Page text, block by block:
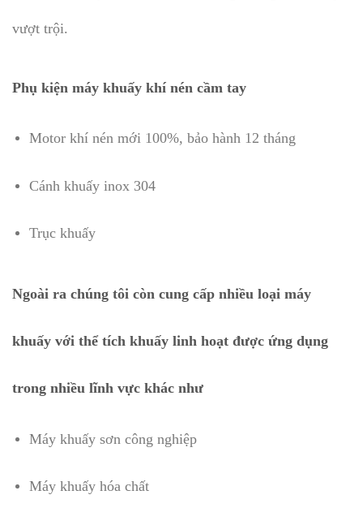
vượt trội.
Phụ kiện máy khuấy khí nén cầm tay
Motor khí nén mới 100%, bảo hành 12 tháng
Cánh khuấy inox 304
Trục khuấy
Ngoài ra chúng tôi còn cung cấp nhiều loại máy
khuấy với thể tích khuấy linh hoạt được ứng dụng
trong nhiều lĩnh vực khác như
Máy khuấy sơn công nghiệp
Máy khuấy hóa chất